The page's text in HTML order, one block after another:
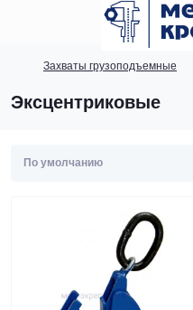
Захваты грузоподъемные
Эксцентриковые